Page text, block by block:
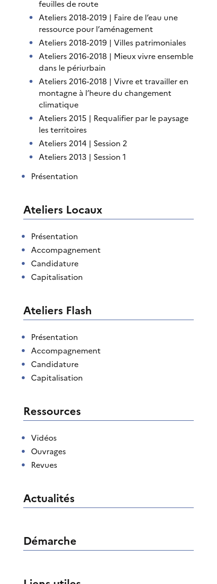
feuilles de route
Ateliers 2018-2019 | Faire de l’eau une
ressource pour l’aménagement
Ateliers 2018-2019 | Villes patrimoniales
Ateliers 2016-2018 | Mieux vivre ensemble
dans le périurbain
Ateliers 2016-2018 | Vivre et travailler en
montagne à l’heure du changement
climatique
Ateliers 2015 | Requalifier par le paysage
les territoires
Ateliers 2014 | Session 2
Ateliers 2013 | Session 1
Présentation
Ateliers Locaux
Présentation
Accompagnement
Candidature
Capitalisation
Ateliers Flash
Présentation
Accompagnement
Candidature
Capitalisation
Ressources
Vidéos
Ouvrages
Revues
Actualités
Démarche